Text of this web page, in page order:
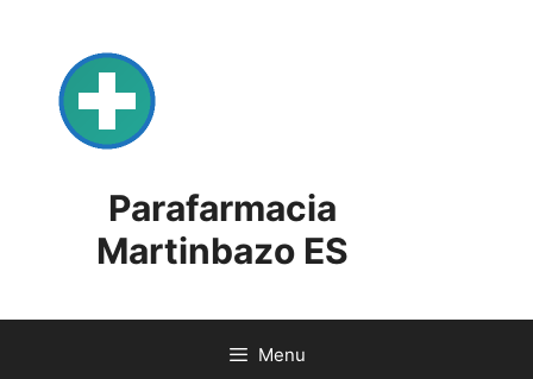
content
Parafarmacia
Martinbazo ES
Menu